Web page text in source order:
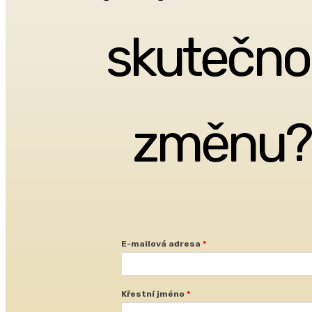
změnu?
E-mailová adresa
Křestní jméno